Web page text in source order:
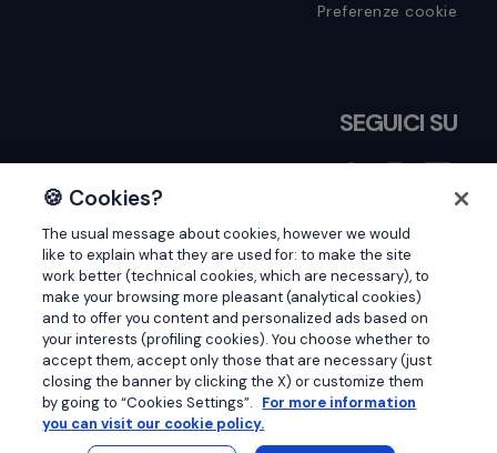
Preferenze cookie
SEGUICI SU
Cerca
in
questo
sito
web
© 2026 - Tutti i diritti sono riservati. SimplifAI TED Srl ·
P.I. 11237050965 | Milano (MI) - Via Roberto Lepetit, 18 |
🍪 Cookies?
The usual message about cookies, however we would
like to explain what they are used for: to make the site
work better (technical cookies, which are necessary), to
make your browsing more pleasant (analytical cookies)
and to offer you content and personalized ads based on
your interests (profiling cookies). You choose whether to
accept them, accept only those that are necessary (just
closing the banner by clicking the X) or customize them
by going to “Cookies Settings”. For more information
you can visit our cookie policy.